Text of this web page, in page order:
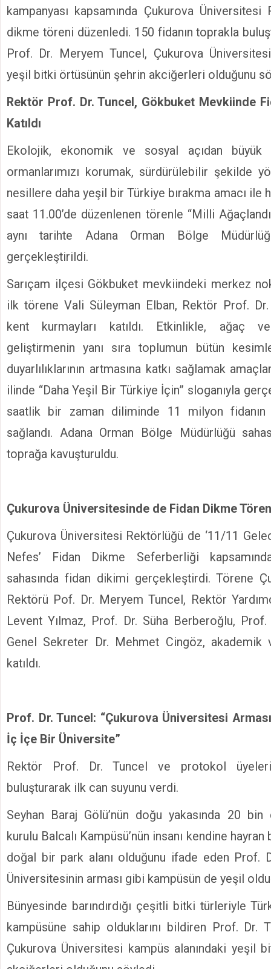
kampanyası kapsamında Çukurova
dikme töreni düzenledi. 150 fidanın toprakla
Prof. Dr. Meryem Tuncel, Çukurova
yeşil bitki örtüsünün şehrin akciğerleri olduğunu
Rektör Prof. Dr. Tuncel, Gökbuket Mevkiinde
Katıldı
Ekolojik, ekonomik ve sosyal açıdan
ormanlarımızı korumak, sürdürülebilir şekilde
nesillere daha yeşil bir Türkiye bırakma amacı ile
saat 11.00’de düzenlenen törenle “Milli
aynı tarihte Adana Orman Bölge
gerçekleştirildi.
Sarıçam ilçesi Gökbuket mevkiindeki merkez
ilk törene Vali Süleyman Elban, Rektör Prof.
kent kurmayları katıldı. Etkinlikle, ağaç
geliştirmenin yanı sıra toplumun bütün
duyarlılıklarının artmasına katkı sağlamak
ilinde “Daha Yeşil Bir Türkiye İçin” sloganıyla
saatlik bir zaman diliminde 11 milyon fidanın
sağlandı. Adana Orman Bölge Müdürlüğü
toprağa kavuşturuldu.
Çukurova Üniversitesinde de Fidan Dikme
Çukurova Üniversitesi Rektörlüğü de ‘11/11
Nefes’ Fidan Dikme Seferberliği
sahasında fidan dikimi gerçekleştirdi. Törene
Rektörü Pof. Dr. Meryem Tuncel, Rektör
Levent Yılmaz, Prof. Dr. Süha Berberoğlu,
Genel Sekreter Dr. Mehmet Cingöz,
katıldı.
Prof. Dr. Tuncel: “Çukurova Üniversitesi
İç İçe Bir Üniversite”
Rektör Prof. Dr. Tuncel ve protokol
buluşturarak ilk can suyunu verdi.
Seyhan Baraj Gölü’nün doğu yakasında 20
kurulu Balcalı Kampüsü’nün insanı kendine hayran
doğal bir park alanı olduğunu ifade eden Prof.
Üniversitesinin arması gibi kampüsün de yeşil
Bünyesinde barındırdığı çeşitli bitki türleriyle
kampüsüne sahip olduklarını bildiren Prof. Dr.
Çukurova Üniversitesi kampüs alanındaki yeşil